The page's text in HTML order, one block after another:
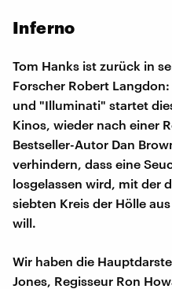
Inferno
Tom Hanks ist zurück in
Forscher Robert
und "Illuminati" startet
Kinos, wieder nach einer
Bestseller-Autor Dan
verhindern, dass eine
losgelassen wird, mit der
siebten Kreis der Hölle
will.
Wir haben die
Jones, Regisseur Ron